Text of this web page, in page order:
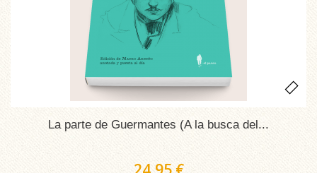
La parte de Guermantes (A la busca del...